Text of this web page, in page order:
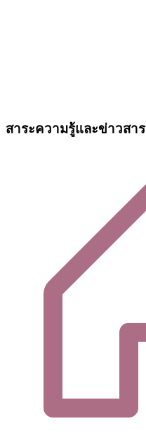
สาระความรู้และข่าวสาร